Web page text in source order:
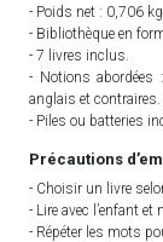
- Poids net : 0,706 kg.
- Bibliothèque en
- 7 livres inclus.
- Notions abordées
anglais et contraires.
- Piles ou batteries
Précautions
- Choisir un livre
- Lire avec l’enfant
- Répéter les mots